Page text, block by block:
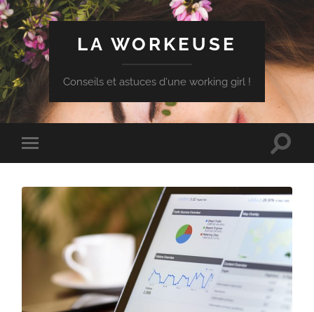
LA WORKEUSE
Conseils et astuces d'une working girl !
Toggle
mobile
Toggle